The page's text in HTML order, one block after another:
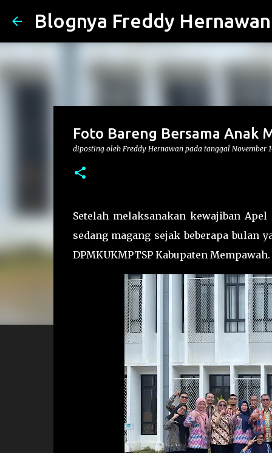
Blognya Freddy Hernawan
Foto Bareng Bersama Anak
diposting oleh Freddy Hernawan pada tanggal November
Setelah melaksanakan kewajiban
sedang magang sejak beberapa
DPMKUKMPTSP Kabupaten Mempawah.